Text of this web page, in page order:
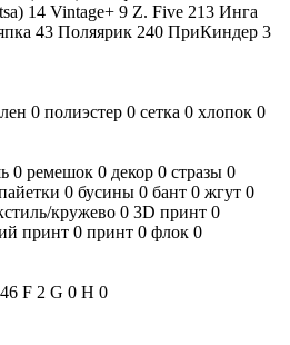
14 Vintage+ 9 Z. Five 213 Инга
43 Поляярик 240 ПриКиндер 3
лен 0 полиэстер 0 сетка 0 хлопок 0
0 ремешок 0 декор 0 стразы 0
0 бусины 0 бант 0 жгут 0
кружево 0 3D принт 0
принт 0 принт 0 флок 0
46 F 2 G 0 H 0